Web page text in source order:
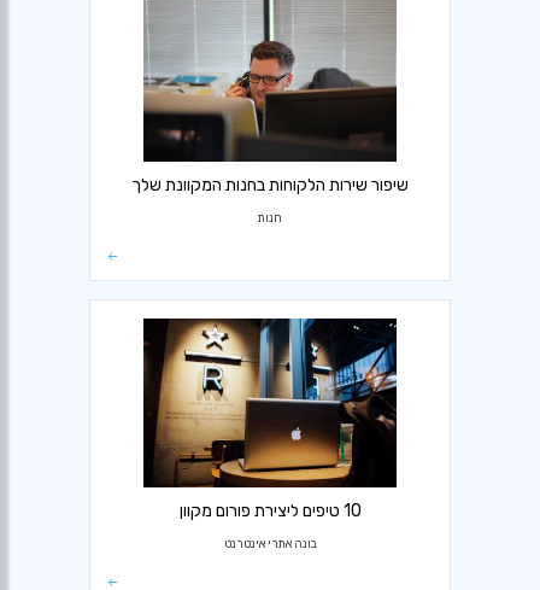
שיפור שירות הלקוחות בחנות המקוונת שלך
חנות
10 טיפים ליצירת פורום מקוון
בונה אתרי אינטרנט